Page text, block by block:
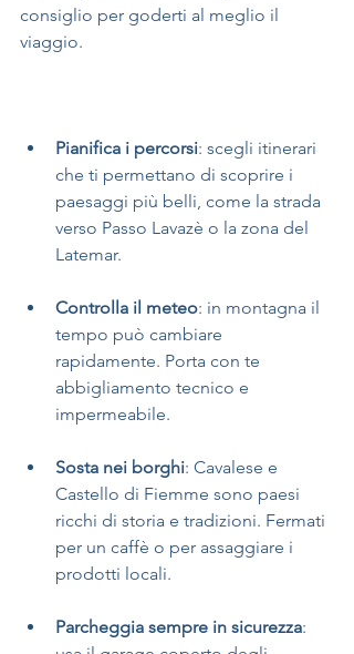
consiglio per goderti al meglio il
viaggio.
Pianifica i percorsi: scegli itinerari
che ti permettano di scoprire i
paesaggi più belli, come la strada
verso Passo Lavazè o la zona del
Latemar.
Controlla il meteo: in montagna il
tempo può cambiare
rapidamente. Porta con te
abbigliamento tecnico e
impermeabile.
Sosta nei borghi: Cavalese e
Castello di Fiemme sono paesi
ricchi di storia e tradizioni. Fermati
per un caffè o per assaggiare i
prodotti locali.
Parcheggia sempre in sicurezza: